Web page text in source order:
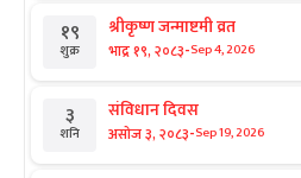
१९
शुक्र
श्रीकृष्ण जन्माष्टमी व्रत
भाद्र १९, २०८३-Sep 4, 2026
३
शनि
संविधान दिवस
असोज ३, २०८३-Sep 19, 2026